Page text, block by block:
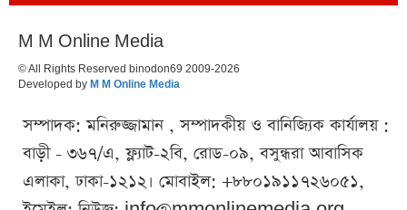
M M Online Media
© All Rights Reserved binodon69 2009-2026
Developed by M M Online Media
সম্পাদক: মনিরুজ্জামান , সম্পাদকীয় ও বানিজ্যিক কার্যালয় :
বাড়ী - ৩৬৭/এ, ফ্ল্যাট-২বি, রোড-০৯, বসুন্ধরা আবাসিক
এলাকা, ঢাকা-১২১২। মোবাইল: +৮৮০১৯১১৭২৬০৫১,